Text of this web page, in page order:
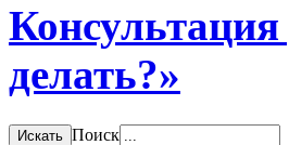
Консультация
делать?»
Поиск